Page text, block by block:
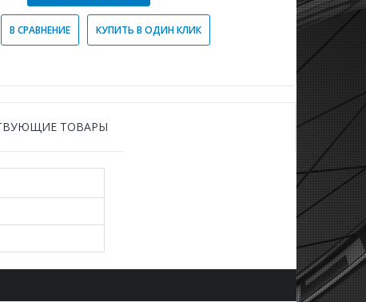
В СРАВНЕНИЕ КУПИТЬ В ОДИН КЛИК
ТОВАРЫ